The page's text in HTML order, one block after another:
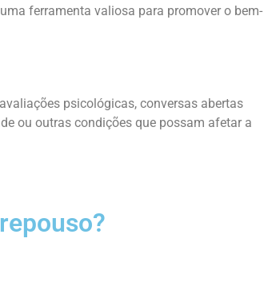
ferramenta valiosa para promover o bem-
psicológicas, conversas abertas
ou outras condições que possam afetar a